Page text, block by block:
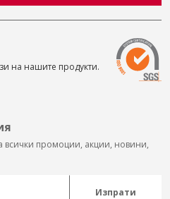
на нашите продукти.
всички промоции, акции, новини,
Изпрати